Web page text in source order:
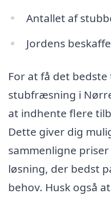
Antallet af
Jordens
For at få det
stubfræsning i
at indhente flere
Dette giver dig
sammenligne
løsning, der bedst
behov. Husk også